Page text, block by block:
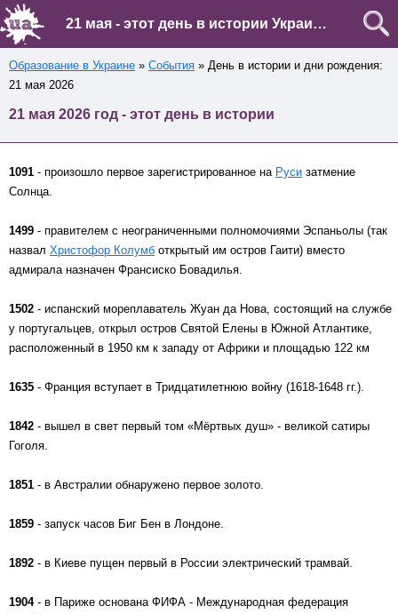
21 мая - этот день в истории Украины и мира
Образование в Украине » События » День в истории и дни рождения:
21 мая 2026
21 мая 2026 год - этот день в истории
1091 - произошло первое зарегистрированное на Руси затмение
Солнца.
1499 - правителем с неограниченными полномочиями Эспаньолы (так
назвал Христофор Колумб открытый им остров Гаити) вместо
адмирала назначен Франсиско Бовадилья.
1502 - испанский мореплаватель Жуан да Нова, состоящий на службе
у португальцев, открыл остров Святой Елены в Южной Атлантике,
расположенный в 1950 км к западу от Африки и площадью 122 км
1635 - Франция вступает в Тридцатилетнюю войну (1618-1648 гг.).
1842 - вышел в свет первый том «Мёртвых душ» - великой сатиры
Гоголя.
1851 - в Австралии обнаружено первое золото.
1859 - запуск часов Биг Бен в Лондоне.
1892 - в Киеве пущен первый в России электрический трамвай.
1904- в Париже основана ФИФА - Международная федерация